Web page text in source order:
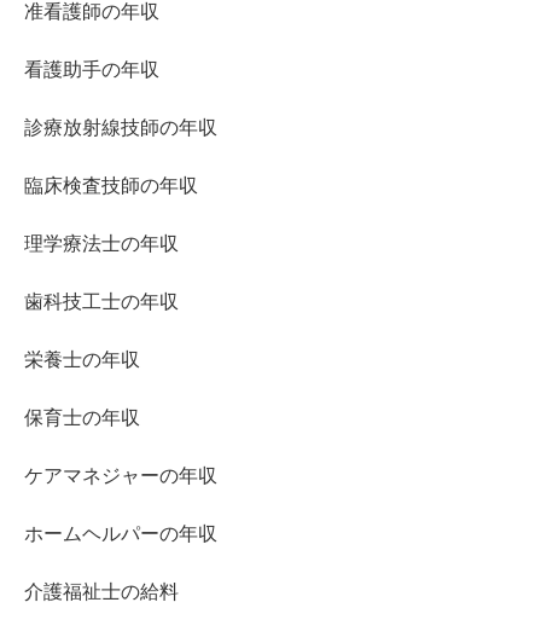
准看護師の年収
看護助手の年収
診療放射線技師の年収
臨床検査技師の年収
理学療法士の年収
歯科技工士の年収
栄養士の年収
保育士の年収
ケアマネジャーの年収
ホームヘルパーの年収
介護福祉士の給料